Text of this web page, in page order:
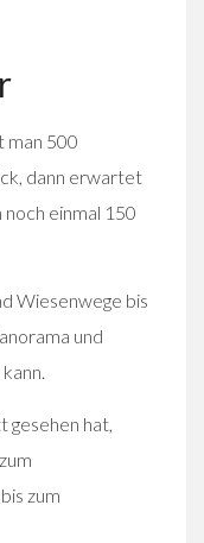
man 500
dann erwartet
einmal 150
Wiesenwege bis
und
gesehen hat,
zum